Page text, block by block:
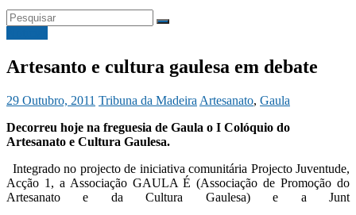
Artesanto e cultura gaulesa em debate
29 Outubro, 2011 Tribuna da Madeira Artesanato, Gaula
Decorreu hoje na freguesia de Gaula o I Colóquio do
Artesanato e Cultura Gaulesa.
Integrado no projecto de iniciativa comunitária Projecto Juventude,
Acção 1, a Associação GAULA É (Associação de Promoção do
Artesanato e da Cultura Gaulesa) e a Junt